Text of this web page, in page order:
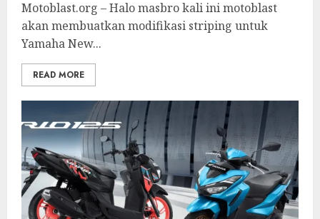
Motoblast.org – Halo masbro kali ini motoblast
akan membuatkan modifikasi striping untuk
Yamaha New...
READ MORE